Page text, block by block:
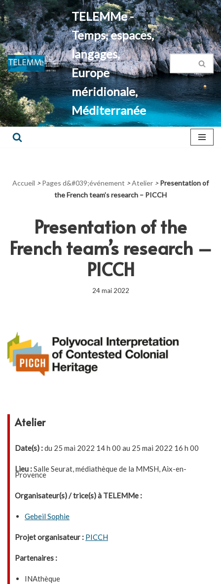
Aller
au
contenu
TELEMMe -
Temps, espaces,
langages,
Europe
méridionale,
Méditerranée
Accueil > Pages d&#039;événement >Atelier > Presentation of
the French team’s research – PICCH
Presentation of the
French team’s research –
PICCH
24 mai 2022
Atelier
Date(s) :du 25 mai 2022 14 h 00 au 25 mai 2022 16 h 00
Lieu :Salle Seurat, médiathèque de la MMSH, Aix-en-
Provence
Organisateur(s) / trice(s) à TELEMMe :
Gebeil Sophie
Projet organisateur : PICCH
Partenaires :
INAthèque